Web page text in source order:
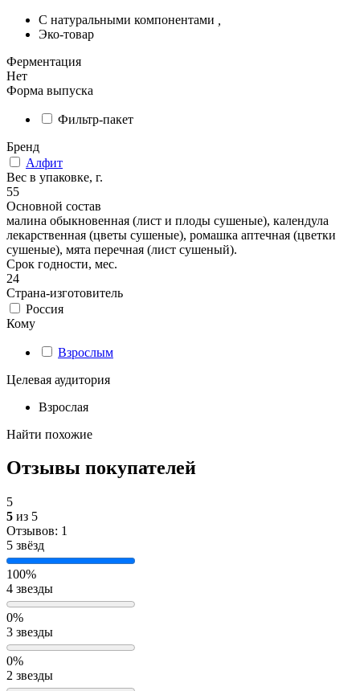
С натуральными компонентами
Эко-товар
Ферментация
Нет
Форма выпуска
Фильтр-пакет
Бренд
Алфит
Вес в упаковке, г.
55
Основной состав
малина обыкновенная (лист и плоды сушеные), календула
лекарственная (цветы сушеные), ромашка аптечная (цветки
сушеные), мята перечная (лист сушеный).
Срок годности, мес.
24
Страна-изготовитель
Россия
Кому
Взрослым
Целевая аудитория
Взрослая
Найти похожие
Отзывы покупателей
5
5 из 5
Отзывов: 1
5 звёзд
100%
4 звезды
0%
3 звезды
0%
2 звезды